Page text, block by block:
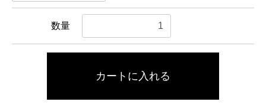
数量
カートに入れる